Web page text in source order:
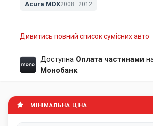
Acura MDX2008–2012
Дивитись повний список сумісних авто
Доступна Оплата частинами
Монобанк
МІНІМАЛЬНА ЦІНА